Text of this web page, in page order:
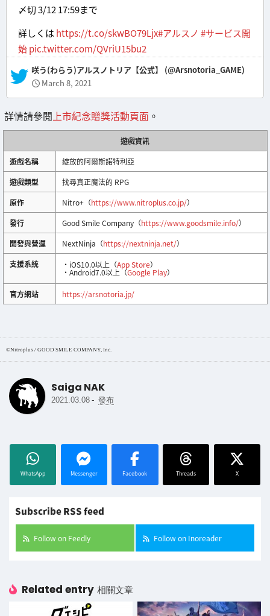
〆切 3/12 17:59まで
詳しくは https://t.co/skwBO79Ljx#アルスノ #サービス開
始pic.twitter.com/QVriU15bu2
— 咲う(わらう)アルスノトリア【公式】 (@Arsnotoria_GAME)
March 8, 2021
詳情請參閱 上市紀念贈獎活動頁面 。
遊戲資訊
遊戲名稱
綻放的阿爾斯諾特利亞
遊戲類型
找尋真正魔法的 RPG
原作
Nitro+（https://www.nitroplus.co.jp/）
發行
Good Smile Company（https://www.goodsmile.info/）
開發與營運
NextNinja（https://nextninja.net/）
支援系統
・iOS10.0以上（App Store）
・Android7.0以上（Google Play）
官方網站 https://arsnotoria.jp/
©Nitroplus / GOOD SMILE COMPANY, Inc.
Saiga NAK
2021.03.08 - 發布
WhatsApp Messenger Facebook Threads X
Subscribe RSS feed
Follow on Feedly Follow on Inoreader
Related entry 相關文章